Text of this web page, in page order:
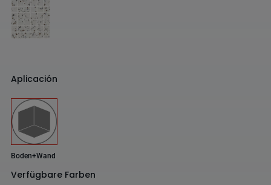
Aplicación
Boden+Wand
Verfügbare Farben